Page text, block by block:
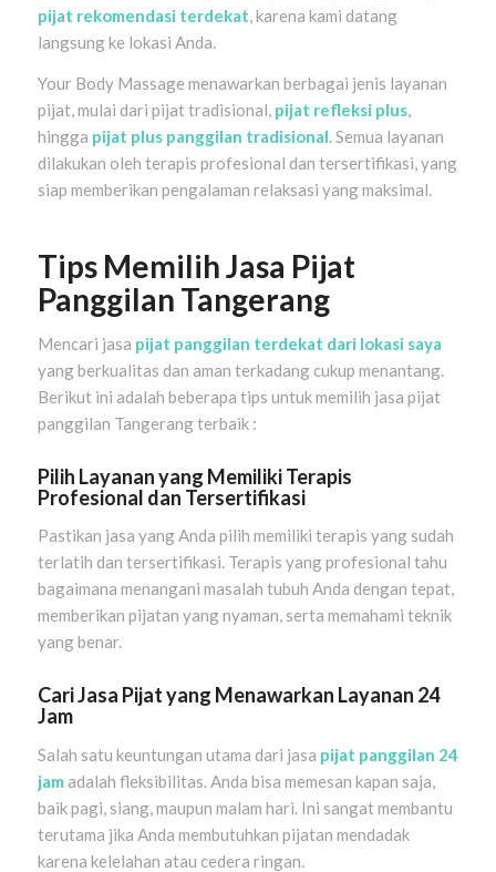
pijat rekomendasi terdekat, karena kami datang
langsung ke lokasi Anda.
Your Body Massage menawarkan berbagai jenis layanan
pijat, mulai dari pijat tradisional, pijat refleksi plus,
hingga pijat plus panggilan tradisional. Semua layanan
dilakukan oleh terapis profesional dan tersertifikasi, yang
siap memberikan pengalaman relaksasi yang maksimal.
Tips Memilih Jasa Pijat
Panggilan Tangerang
Mencari jasa pijat panggilan terdekat dari lokasi saya
yang berkualitas dan aman terkadang cukup menantang.
Berikut ini adalah beberapa tips untuk memilih jasa pijat
panggilan Tangerang terbaik :
Pilih Layanan yang Memiliki Terapis
Profesional dan Tersertifikasi
Pastikan jasa yang Anda pilih memiliki terapis yang sudah
terlatih dan tersertifikasi. Terapis yang profesional tahu
bagaimana menangani masalah tubuh Anda dengan tepat,
memberikan pijatan yang nyaman, serta memahami teknik
yang benar.
Cari Jasa Pijat yang Menawarkan Layanan 24
Jam
Salah satu keuntungan utama dari jasa pijat panggilan 24
jam adalah fleksibilitas. Anda bisa memesan kapan saja,
baik pagi, siang, maupun malam hari. Ini sangat membantu
terutama jika Anda membutuhkan pijatan mendadak
karena kelelahan atau cedera ringan.